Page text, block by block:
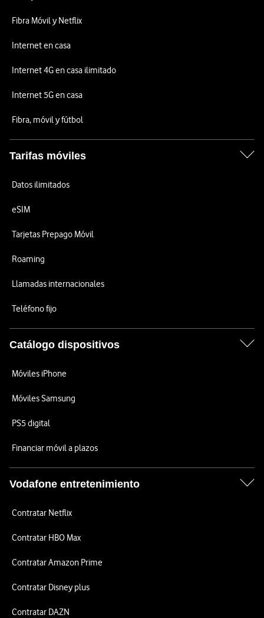
Fibra Móvil y Netflix
Internet en casa
Internet 4G en casa ilimitado
Internet 5G en casa
Fibra, móvil y fútbol
Tarifas móviles
Datos ilimitados
eSIM
Tarjetas Prepago Móvil
Roaming
Llamadas internacionales
Teléfono fijo
Catálogo dispositivos
Móviles iPhone
Móviles Samsung
PS5 digital
Financiar móvil a plazos
Vodafone entretenimiento
Contratar Netflix
Contratar HBO Max
Contratar Amazon Prime
Contratar Disney plus
Contratar DAZN